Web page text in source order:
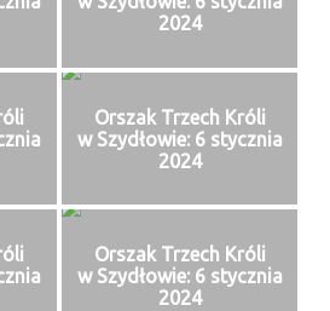
2024
Orszak Trzech Króli
w Szydłowie: 6 stycznia
2024
Orszak Trzech Króli
w Szydłowie: 6 stycznia
2024